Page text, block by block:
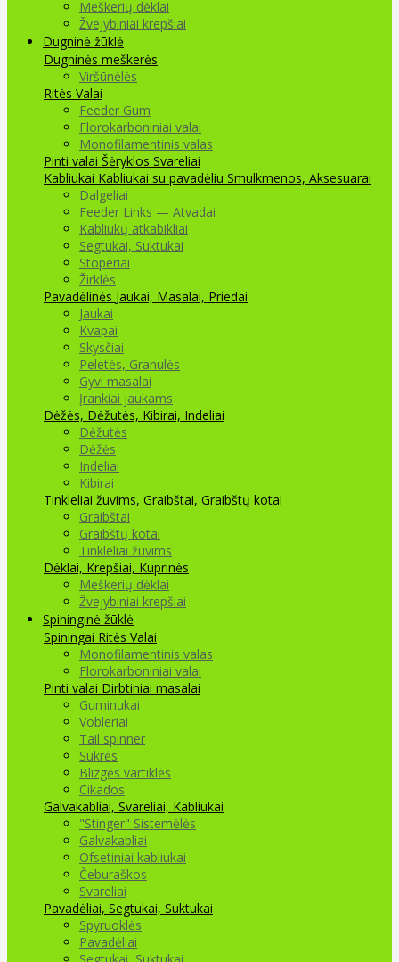
Meškerių dėklai
Žvejybiniai krepšiai
Dugninė žūklė
Dugninės meškerės
Viršūnėlės
Ritės Valai
Feeder Gum
Florokarboniniai valai
Monofilamentinis valas
Pinti valai Šėryklos Svareliai
Kabliukai Kabliukai su pavadėliu Smulkmenos, Aksesuarai
Dalgeliai
Feeder Links — Atvadai
Kabliukų atkabikliai
Segtukai, Suktukai
Stoperiai
Žirklės
Pavadėlinės Jaukai, Masalai, Priedai
Jaukai
Kvapai
Skysčiai
Peletės, Granulės
Gyvi masalai
Įrankiai jaukams
Dėžės, Dėžutės, Kibirai, Indeliai
Dėžutės
Dėžės
Indeliai
Kibirai
Tinkleliai žuvims, Graibštai, Graibštų kotai
Graibštai
Graibštų kotai
Tinkleliai žuvims
Dėklai, Krepšiai, Kuprinės
Meškerių dėklai
Žvejybiniai krepšiai
Spininginė žūklė
Spiningai Ritės Valai
Monofilamentinis valas
Florokarboniniai valai
Pinti valai Dirbtiniai masalai
Guminukai
Vobleriai
Tail spinner
Sukrės
Blizgės vartiklės
Cikados
Galvakabliai, Svareliai, Kabliukai
"Stinger" Sistemėlės
Galvakabliai
Ofsetiniai kabliukai
Čeburaškos
Svareliai
Pavadėliai, Segtukai, Suktukai
Spyruoklės
Pavadėliai
Segtukai, Suktukai